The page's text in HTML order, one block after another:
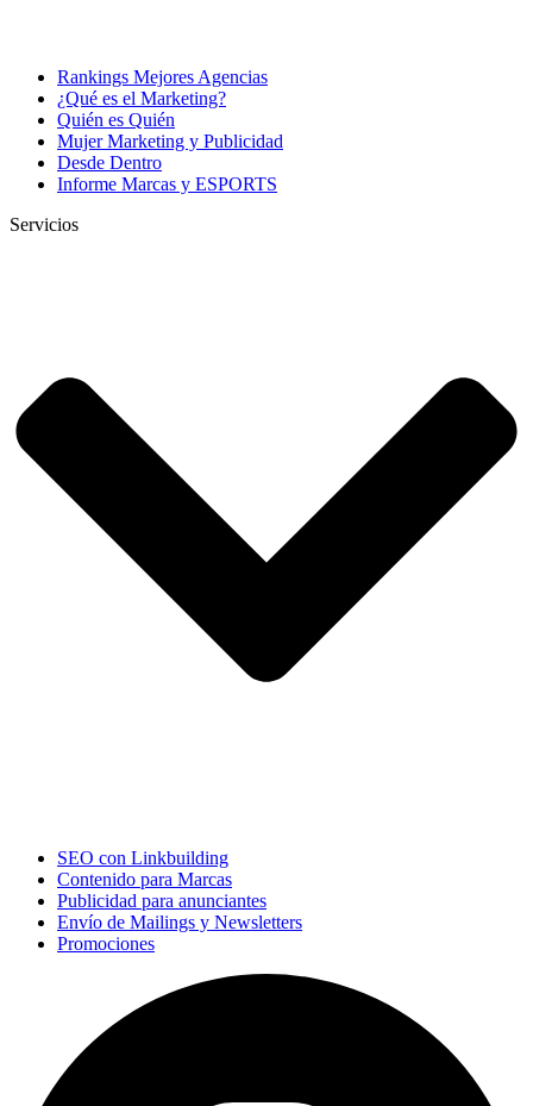
Rankings Mejores Agencias
¿Qué es el Marketing?
Quién es Quién
Mujer Marketing y Publicidad
Desde Dentro
Informe Marcas y ESPORTS
Servicios
SEO con Linkbuilding
Contenido para Marcas
Publicidad para anunciantes
Envío de Mailings y Newsletters
Promociones